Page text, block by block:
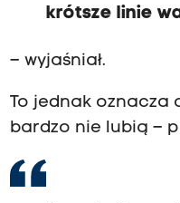
krótsze linie
– wyjaśniał.
To jednak oznacza
bardzo nie lubią –